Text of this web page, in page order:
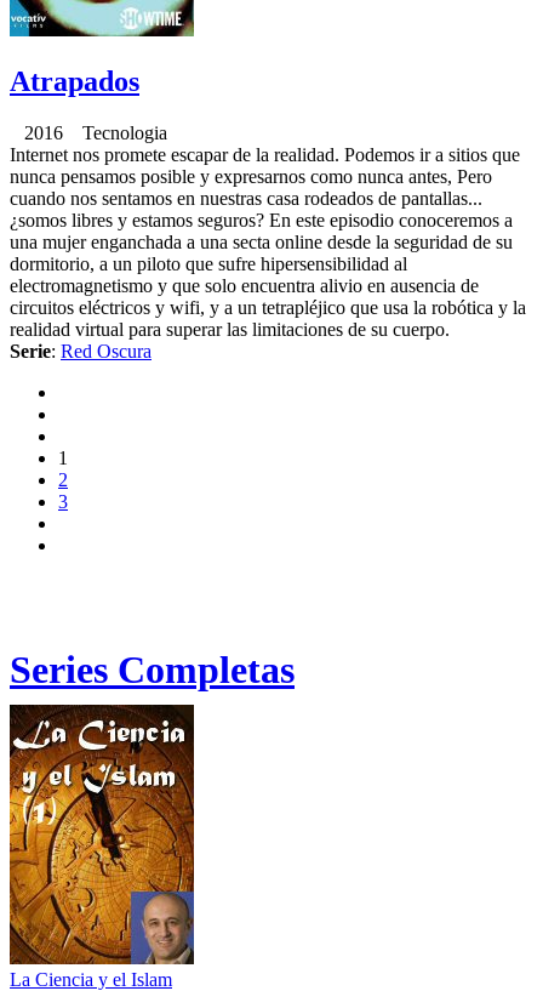
Atrapados
2016 Tecnologia
Internet nos promete escapar de la realidad. Podemos ir a sitios que
nunca pensamos posible y expresarnos como nunca antes, Pero
cuando nos sentamos en nuestras casa rodeados de pantallas...
¿somos libres y estamos seguros? En este episodio conoceremos a
una mujer enganchada a una secta online desde la seguridad de su
dormitorio, a un piloto que sufre hipersensibilidad al
electromagnetismo y que solo encuentra alivio en ausencia de
circuitos eléctricos y wifi, y a un tetrapléjico que usa la robótica y la
realidad virtual para superar las limitaciones de su cuerpo.
Serie: Red Oscura
1
2
3
Series Completas
La Ciencia y el Islam